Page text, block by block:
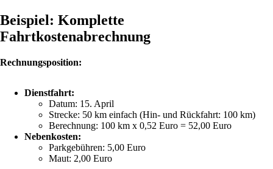
Beispiel: Komplette
Fahrtkostenabrechnung
Rechnungsposition:
Dienstfahrt:
Datum: 15. April
Strecke: 50 km einfach (Hin- und Rückfahrt: 100 km)
Berechnung: 100 km x 0,52 Euro = 52,00 Euro
Nebenkosten:
Parkgebühren: 5,00 Euro
Maut: 2,00 Euro